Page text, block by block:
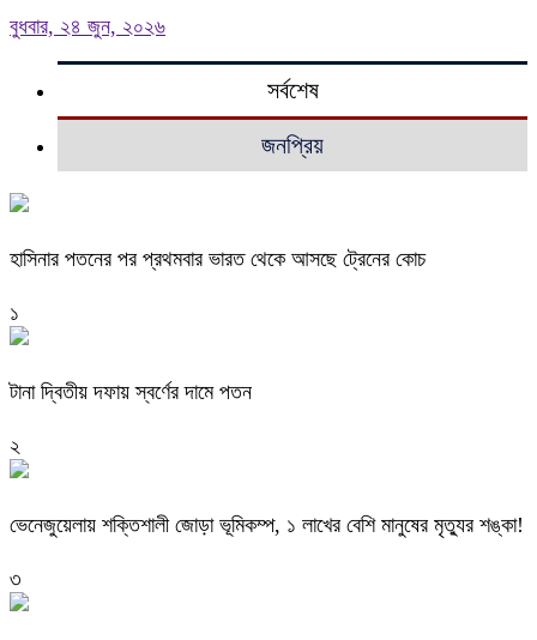
বুধবার, ২৪ জুন, ২০২৬
সর্বশেষ
জনপ্রিয়
হাসিনার পতনের পর প্রথমবার ভারত থেকে আসছে ট্রেনের কোচ
১
টানা দ্বিতীয় দফায় স্বর্ণের দামে পতন
২
ভেনেজুয়েলায় শক্তিশালী জোড়া ভূমিকম্প, ১ লাখের বেশি মানুষের মৃত্যুর শঙ্কা!
৩